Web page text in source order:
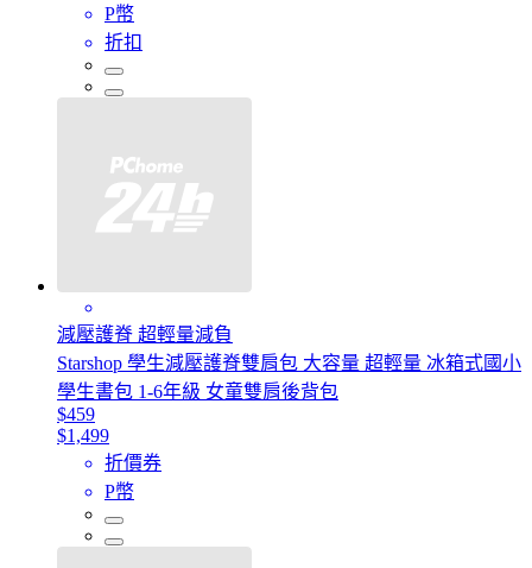
P幣
折扣
減壓護脊 超輕量減負
Starshop 學生減壓護脊雙肩包 大容量 超輕量 冰箱式國小
學生書包 1-6年級 女童雙肩後背包
$459
$1,499
折價券
P幣